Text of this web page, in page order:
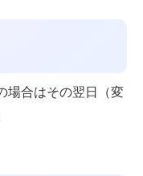
場合はその翌日（変